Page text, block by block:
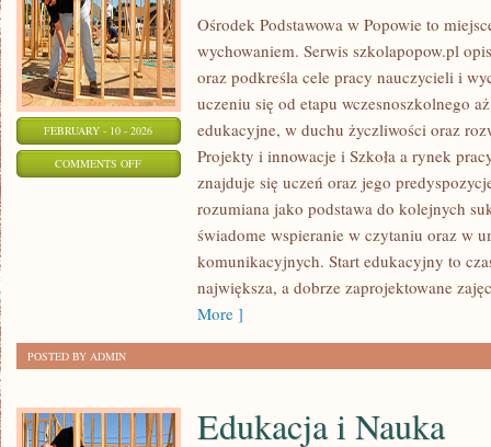
FEBRUARY - 10 - 2026
COMMENTS OFFON
PRZYSZŁOŚĆ
Ośrodek Podstawowa w Popowie to
wychowaniem. Serwis szkolapopow.pl
oraz podkreśla cele pracy nauczycieli i
uczeniu się od etapu wczesnoszkolnego
edukacyjne, w duchu życzliwości oraz
Projekty i innowacje i Szkoła a rynek
znajduje się uczeń oraz jego
rozumiana jako podstawa do kolejnych
świadome wspieranie w czytaniu oraz w
komunikacyjnych. Start edukacyjny to
największa, a dobrze zaprojektowane
More ]
POSTED BY ADMIN
Edukacja i Nauka